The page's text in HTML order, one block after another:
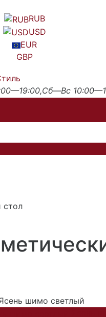
RUB
USD
EUR
GBP
стол
шимо светлый